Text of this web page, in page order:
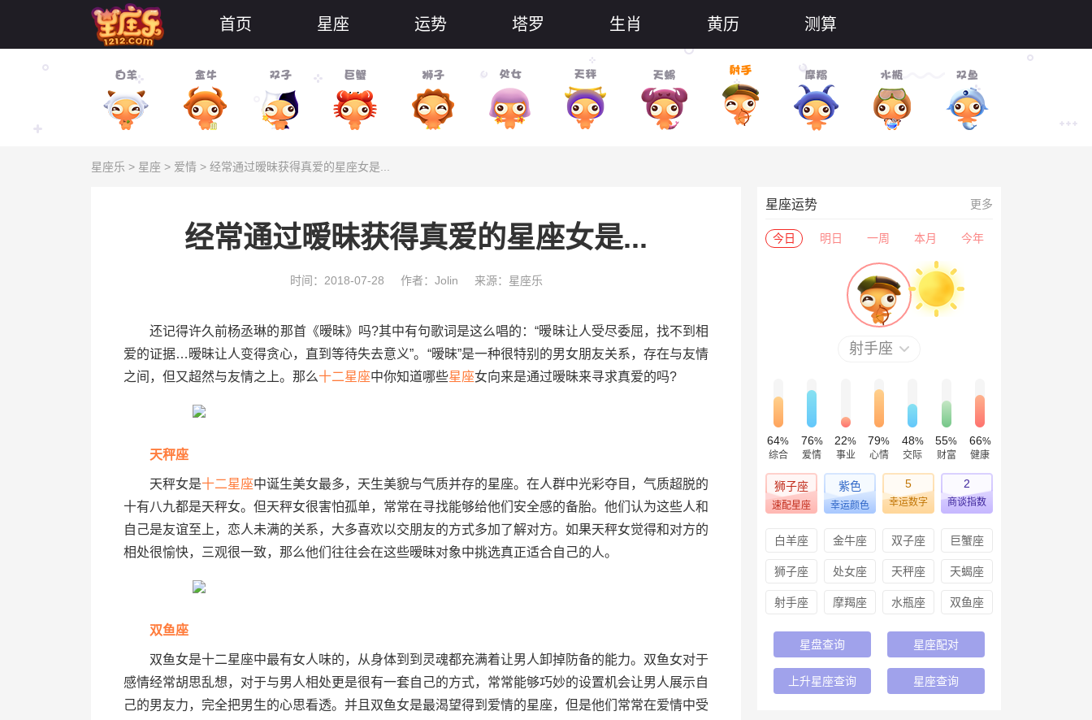
首页 星座 运势 塔罗 生肖 黄历 测算
星座乐 > 星座 > 爱情 > 经常通过暧昧获得真爱的星座女是...
经常通过暧昧获得真爱的星座女是...
时间：2018-07-28 作者：Jolin 来源：星座乐
还记得许久前杨丞琳的那首《暧昧》吗?其中有句歌词是这么唱的：“暧昧让人受尽委屈，找不到相
爱的证据…暧昧让人变得贪心，直到等待失去意义”。“暧昧”是一种很特别的男女朋友关系，存在与友情
之间，但又超然与友情之上。那么十二星座中你知道哪些星座女向来是通过暧昧来寻求真爱的吗?
天秤座
天秤女是十二星座中诞生美女最多，天生美貌与气质并存的星座。在人群中光彩夺目，气质超脱的
十有八九都是天秤女。但天秤女很害怕孤单，常常在寻找能够给他们安全感的备胎。他们认为这些人和
自己是友谊至上，恋人未满的关系，大多喜欢以交朋友的方式多加了解对方。如果天秤女觉得和对方的
相处很愉快，三观很一致，那么他们往往会在这些暧昧对象中挑选真正适合自己的人。
双鱼座
双鱼女是十二星座中最有女人味的，从身体到到灵魂都充满着让男人卸掉防备的能力。双鱼女对于
感情经常胡思乱想，对于与男人相处更是很有一套自己的方式，常常能够巧妙的设置机会让男人展示自
己的男友力，完全把男生的心思看透。并且双鱼女是最渴望得到爱情的星座，但是他们常常在爱情中受
星座运势 更多
今日 明日 一周 本月 今年
射手座
64%
综合
76%
爱情
22%
事业
79%
心情
48%
交际
55%
财富
66%
健康
狮子座
速配星座
紫色
幸运颜色
5
幸运数字
2
商谈指数
白羊座 金牛座 双子座 巨蟹座
狮子座 处女座 天秤座 天蝎座
射手座 摩羯座 水瓶座 双鱼座
星盘查询 星座配对
上升星座查询 星座查询